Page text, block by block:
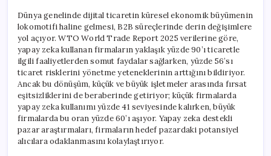
Dünya genelinde dijital ticaretin küresel ekonomik büyümenin
lokomotifi haline gelmesi, B2B süreçlerinde derin değişimlere
yol açıyor. WTO World Trade Report 2025 verilerine göre,
yapay zeka kullanan firmaların yaklaşık yüzde 90’ı ticaretle
ilgili faaliyetlerden somut faydalar sağlarken, yüzde 56’sı
ticaret risklerini yönetme yeteneklerinin arttığını bildiriyor.
Ancak bu dönüşüm, küçük ve büyük işletmeler arasında fırsat
eşitsizliklerini de beraberinde getiriyor; küçük firmalarda
yapay zeka kullanımı yüzde 41 seviyesinde kalırken, büyük
firmalarda bu oran yüzde 60’ı aşıyor. Yapay zeka destekli
pazar araştırmaları, firmaların hedef pazardaki potansiyel
alıcılara odaklanmasını kolaylaştırıyor.